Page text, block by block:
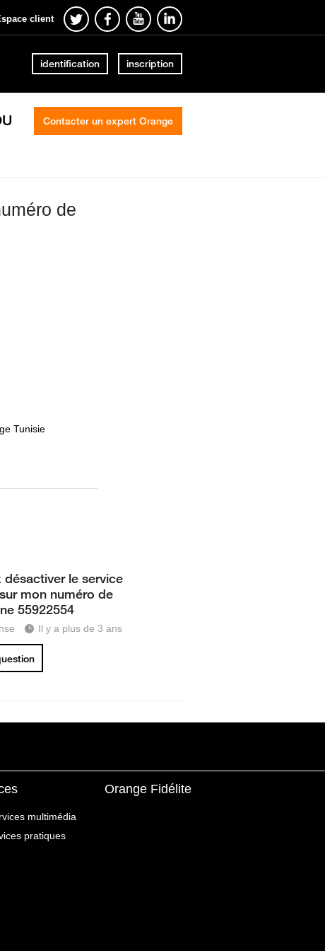
client
identification inscription
Contacter un expert Orange
de
Tunisie
désactiver le service
mon numéro de
55922554
Il y a plus de 3 ans
multimédia
pratiques
Orange Fidélite